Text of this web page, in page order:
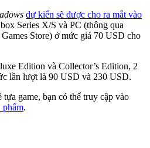
dự kiến sẽ được cho ra mắt vào
Series X/S và PC (thông qua
Store) ở mức giá 70 USD cho
Edition và Collector’s Edition, 2
lần lượt là 90 USD và 230 USD.
game, bạn có thể truy cập vào
phẩm.